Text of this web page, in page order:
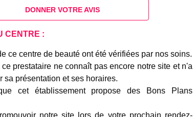
DONNER VOTRE AVIS
CENTRE :
ce centre de beauté ont été vérifiées par nos soins.
prestataire ne connaît pas encore notre site et n'a
sa présentation et ses horaires.
cet établissement propose des Bons Plans
notre site lors de votre prochain rendez-